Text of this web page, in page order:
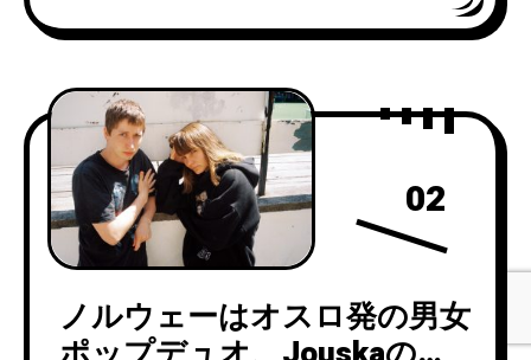
月3日にリリース！
02
ノルウェーはオスロ発の男女